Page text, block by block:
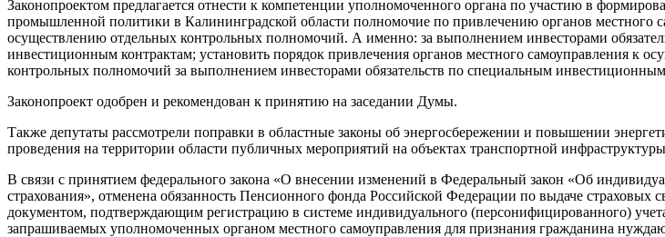
Законопроектом предлагается отнести к компетенции уполномоченного органа по участию в
промышленной политики в Калининградской области полномочие по привлечению органов местного
осуществлению отдельных контрольных полномочий. А именно: за выполнением инвесторами
инвестиционным контрактам; установить порядок привлечения органов местного самоуправления к
контрольных полномочий за выполнением инвесторами обязательств по специальным
Законопроект одобрен и рекомендован к принятию на заседании Думы.
Также депутаты рассмотрели поправки в областные законы об энергосбережении и повышении
проведения на территории области публичных мероприятий на объектах транспортной
В связи с принятием федерального закона «О внесении изменений в Федеральный закон «Об
страхования», отменена обязанность Пенсионного фонда Российской Федерации по выдаче страховых
документом, подтверждающим регистрацию в системе индивидуального (персонифицированного)
запрашиваемых уполномоченных органом местного самоуправления для признания гражданина